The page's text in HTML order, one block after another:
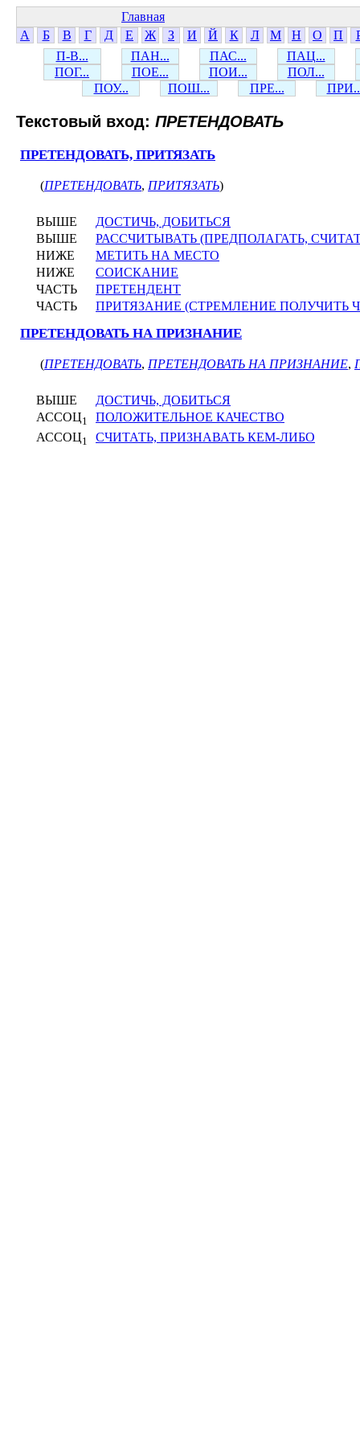
Главная
А
Б В Г Д Е Ж З И Й К Л М Н О П
П-В...
ПАН... ПАС...
ПАЦ...
ПОГ...
ПОЕ... ПОИ...
ПОЛ...
ПОУ...
ПОШ... ПРЕ...
Текстовый вход: ПРЕТЕНДОВАТЬ
ПРЕТЕНДОВАТЬ, ПРИТЯЗАТЬ
(ПРЕТЕНДОВАТЬ, ПРИТЯЗАТЬ)
ВЫШЕ
ДОСТИЧЬ, ДОБИТЬСЯ
ВЫШЕ
РАССЧИТЫВАТЬ (ПРЕДПОЛАГАТЬ,
НИЖЕ
МЕТИТЬ НА МЕСТО
НИЖЕ
СОИСКАНИЕ
ЧАСТЬ
ПРЕТЕНДЕНТ
ЧАСТЬ
ПРИТЯЗАНИЕ (СТРЕМЛЕНИЕ ПОЛУЧИТЬ
ПРЕТЕНДОВАТЬ НА ПРИЗНАНИЕ
(ПРЕТЕНДОВАТЬ, ПРЕТЕНДОВАТЬ НА ПРИЗНАНИЕ,
ВЫШЕ
ДОСТИЧЬ, ДОБИТЬСЯ
АССОЦ1
ПОЛОЖИТЕЛЬНОЕ КАЧЕСТВО
АССОЦ1 СЧИТАТЬ, ПРИЗНАВАТЬ КЕМ-ЛИБО